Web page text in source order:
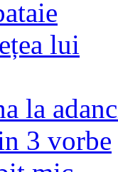
lui
la
3 vorbe